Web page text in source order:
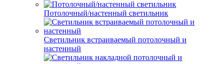
Потолочный/настенный светильник
Светильник встраиваемый потолочный и
настенный